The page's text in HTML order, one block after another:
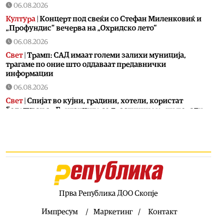
06.08.2026
Култура | Концерт под свеќи со Стефан Миленковиќ и
„Профундис“ вечерва на „Охридско лето“
06.08.2026
Свет| Трамп: САД имаат големи залихи муниција,
трагаме по оние што оддаваат предавнички
информации
06.08.2026
Свет| Спијат во кујни, градини, хотели, користат
боледувања – Британците со драстични мерки поради
поетска книга „Далечни вистини“ на Ениса Мирто
Тренерот на Шкендија се уште не е пристигнат
во Шкотска, има проблем со британската виза
Прва Република ДОО Скопје
Импресум Маркетинг Контакт